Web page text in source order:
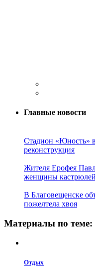
Главные новости
Стадион «Юность»
реконструкция
Жителя Ерофея
женщины кастрюлей
В Благовещенске
пожелтела хвоя
Материалы по теме:
Отдых